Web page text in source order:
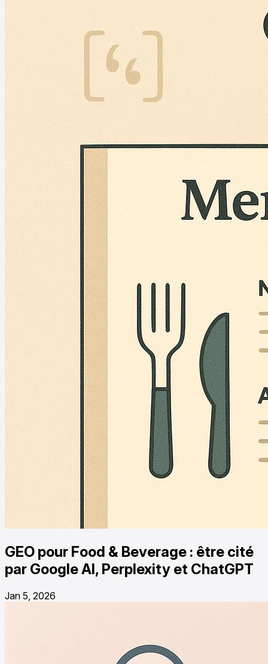
GEO pour Food & Beverage : être cité
par Google AI, Perplexity et ChatGPT
Jan 5, 2026